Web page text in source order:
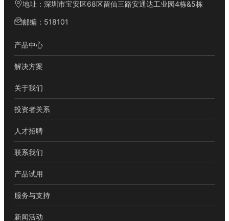
地址：深圳市宝安区68区留仙三路安通达工业园4栋&5栋
邮编：518101
产品中心
解决方案
关于我们
投资者关系
人才招聘
联系我们
产品试用
服务与支持
新闻活动